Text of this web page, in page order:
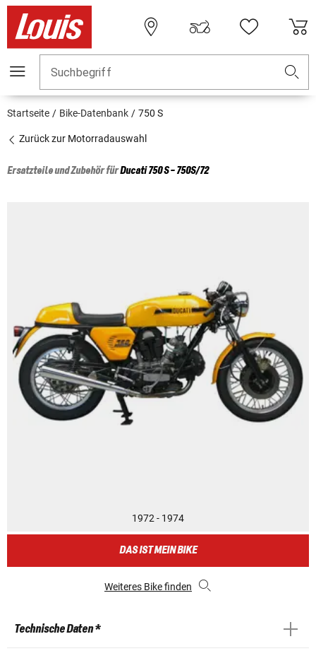
Suchbegriff
Startseite Bike-Datenbank 750 S
Zurück zur Motorradauswahl
Ersatzteile und Zubehör fürDucati750 S - 750S/72
1972 - 1974
DAS IST MEIN BIKE
Weiteres Bike finden
Technische Daten *